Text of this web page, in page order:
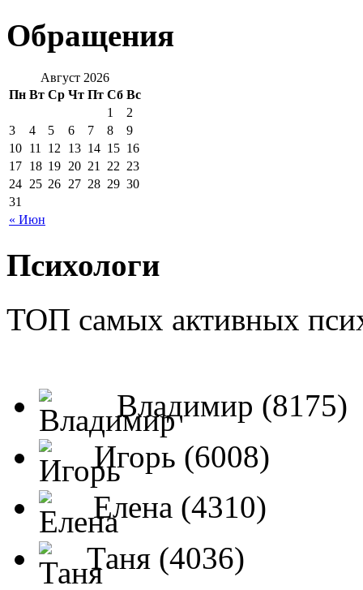
Обращения
Август 2026
Пн Вт Ср Чт Пт Сб Вс
« Июн
1
2
3
4 5 6 7 8
9
10 11 12 13 14 15 16
17 18 19 20 21 22 23
24 25 26 27 28 29 30
31
Психологи
ТОП самых активных
Владимир (8175)
Игорь (6008)
Елена (4310)
Таня (4036)